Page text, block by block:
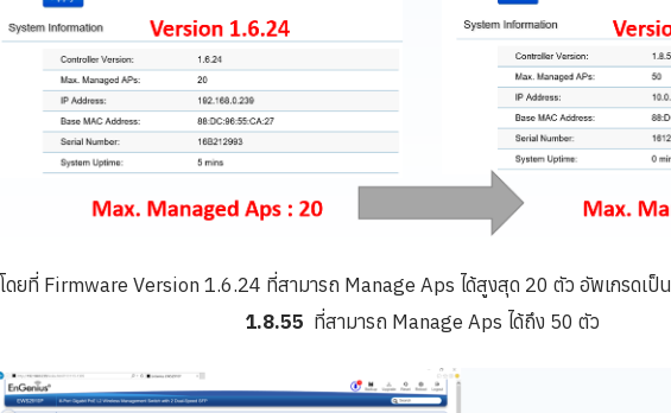
โดยที่ Firmware Version 1.6.24 ที่สามารถ Manage Aps ได้สูงสุด 20 ตัว อัพเกรดเป็น
1.8.55 ที่สามารถ Manage Aps ได้ถึง 50 ตัว